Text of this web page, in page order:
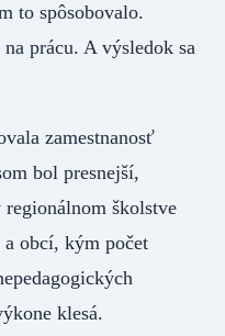
to spôsobovalo.
prácu. A výsledok sa
zamestnanosť
bol presnejší,
regionálnom školstve
obcí, kým počet
klesá.